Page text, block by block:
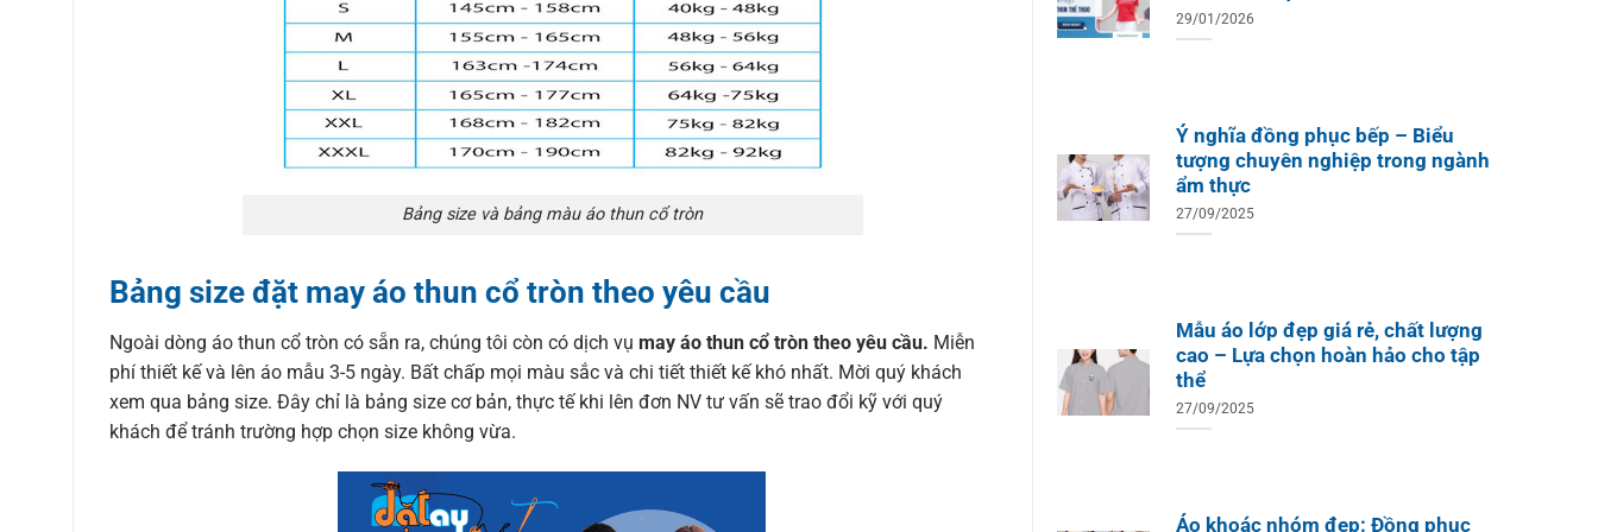
Bảng size và bảng màu áo thun cổ tròn
Bảng size đặt may áo thun cổ tròn theo yêu cầu
Ngoài dòng áo thun cổ tròn có sẵn ra, chúng tôi còn có dịch vụ may áo thun cổ tròn theo yêu cầu. Miễn
phí thiết kế và lên áo mẫu 3-5 ngày. Bất chấp mọi màu sắc và chi tiết thiết kế khó nhất. Mời quý khách
xem qua bảng size. Đây chỉ là bảng size cơ bản, thực tế khi lên đơn NV tư vấn sẽ trao đổi kỹ với quý
khách để tránh trường hợp chọn size không vừa.
29/01/2026
Ý nghĩa đồng phục bếp – Biểu
tượng chuyên nghiệp trong ngành
ẩm thực
27/09/2025
Mẫu áo lớp đẹp giá rẻ, chất lượng
cao – Lựa chọn hoàn hảo cho tập
thể
27/09/2025
Áo khoác nhóm đẹp: Đồng phục